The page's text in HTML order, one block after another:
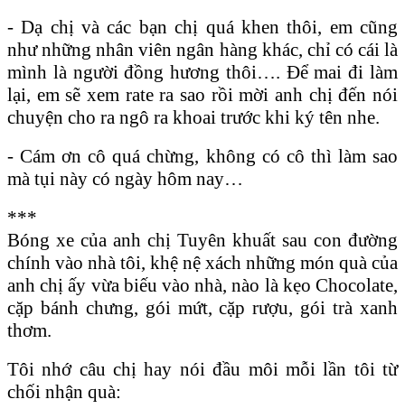
- Dạ chị và các bạn chị quá khen thôi, em cũng
như những nhân viên ngân hàng khác, chỉ có cái là
mình là người đồng hương thôi…. Để mai đi làm
lại, em sẽ xem rate ra sao rồi mời anh chị đến nói
chuyện cho ra ngô ra khoai trước khi ký tên nhe.
- Cám ơn cô quá chừng, không có cô thì làm sao
mà tụi này có ngày hôm nay…
***
Bóng xe của anh chị Tuyên khuất sau con đường
chính vào nhà tôi, khệ nệ xách những món quà của
anh chị ấy vừa biếu vào nhà, nào là kẹo Chocolate,
cặp bánh chưng, gói mứt, cặp rượu, gói trà xanh
thơm.
Tôi nhớ câu chị hay nói đầu môi mỗi lần tôi từ
chối nhận quà: